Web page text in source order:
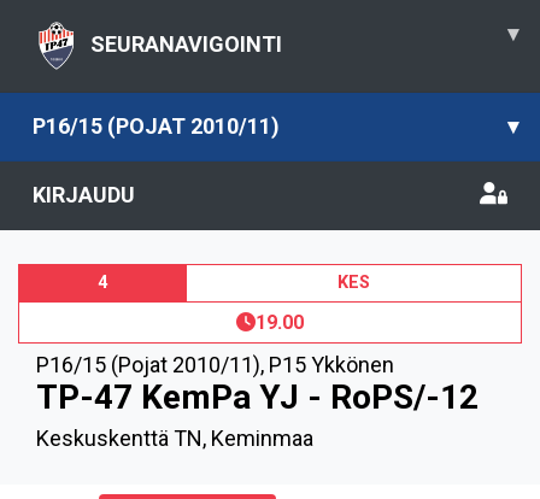
SEURANAVIGOINTI ▾
P16/15 (POJAT 2010/11) ▾
KIRJAUDU
4 KES
19.00
P16/15 (Pojat 2010/11), P15 Ykkönen
TP-47 KemPa YJ - RoPS/-12
Keskuskenttä TN, Keminmaa